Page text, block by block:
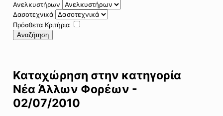
Ανελκυστήρων
Δασοτεχνικά
Πρόσθετα Κριτήρια
Αναζήτηση
Καταχώρηση στην κατηγορία
Νέα Άλλων Φορέων -
02/07/2010